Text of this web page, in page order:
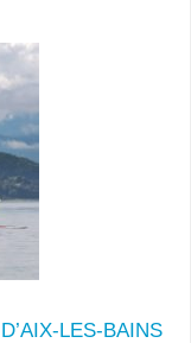
LES-BAINS